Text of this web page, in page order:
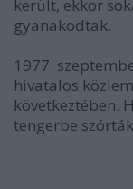
került, ekkor
gyanakodtak.
1977.
hivatalos
következtében.
tengerbe